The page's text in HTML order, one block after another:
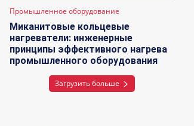
Промышленное оборудование
Миканитовые кольцевые
нагреватели: инженерные
принципы эффективного нагрева
промышленного оборудования
Загрузить больше